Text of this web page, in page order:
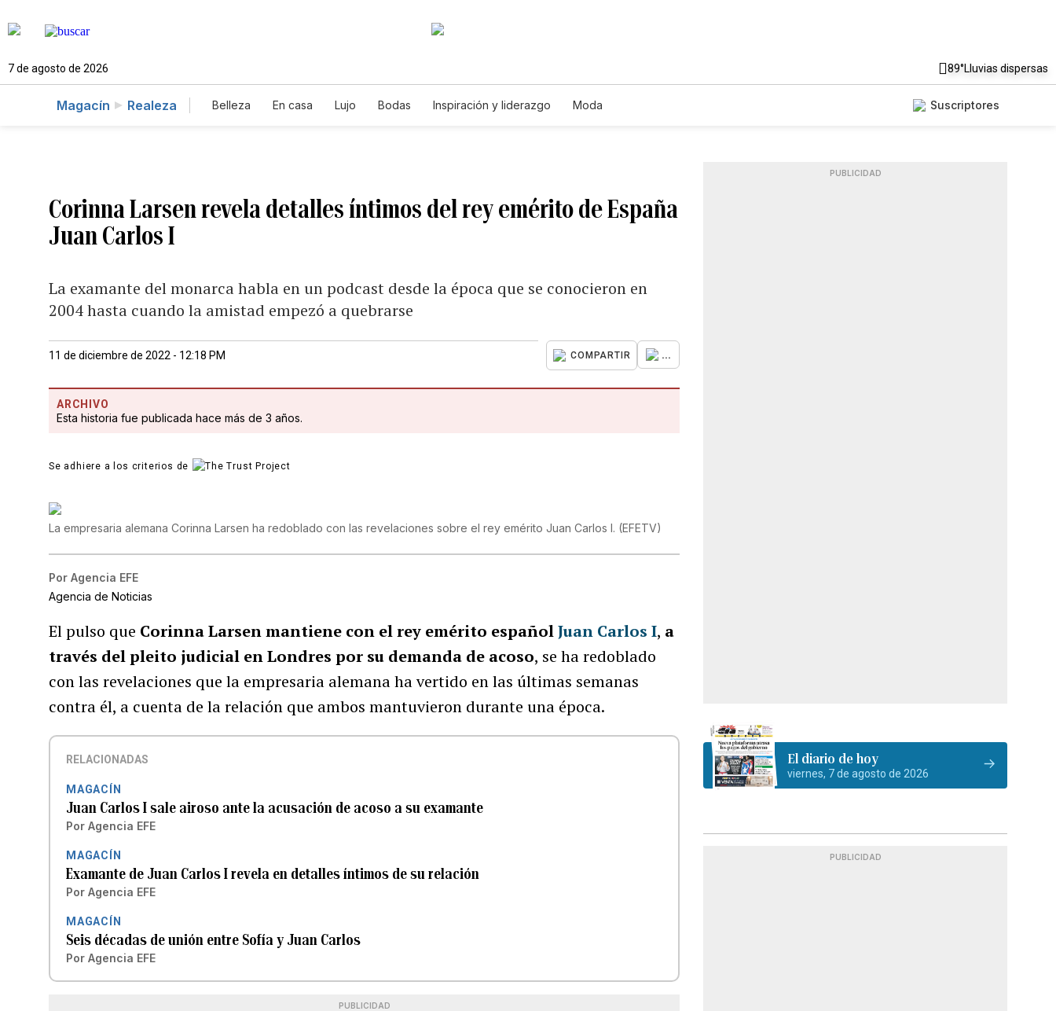
7 de agosto de 2026 89°Lluvias dispersas
Magacín Realeza Belleza En casa Lujo Bodas Inspiración y liderazgo Moda Suscriptores
Corinna Larsen revela detalles íntimos del rey emérito de España
Juan Carlos I
La examante del monarca habla en un podcast desde la época que se conocieron en
2004 hasta cuando la amistad empezó a quebrarse
11 de diciembre de 2022 - 12:18 PM COMPARTIR ...
ARCHIVO
Esta historia fue publicada hace más de 3 años.
Se adhiere a los criterios de
La empresaria alemana Corinna Larsen ha redoblado con las revelaciones sobre el rey emérito Juan Carlos I. (EFETV)
Por Agencia EFE
Agencia de Noticias
El pulso que Corinna Larsen mantiene con el rey emérito españolJuan Carlos I, a
través del pleito judicial en Londres por su demanda de acoso, se ha redoblado
con las revelaciones que la empresaria alemana ha vertido en las últimas semanas
contra él, a cuenta de la relación que ambos mantuvieron durante una época.
RELACIONADAS
MAGACÍN
Juan Carlos I sale airoso ante la acusación de acoso a su examante
Por Agencia EFE
MAGACÍN
Examante de Juan Carlos I revela en detalles íntimos de su relación
Por Agencia EFE
MAGACÍN
Seis décadas de unión entre Sofía y Juan Carlos
Por Agencia EFE
PUBLICIDAD
PUBLICIDAD
El diario de hoy
viernes, 7 de agosto de 2026
PUBLICIDAD